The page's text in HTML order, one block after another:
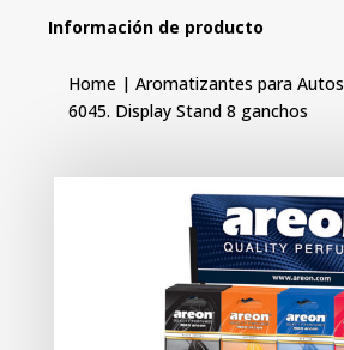
Información de producto
Home | Aromatizantes para Autos
6045. Display Stand 8 ganchos